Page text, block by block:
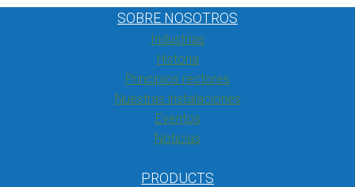
SOBRE NOSOTROS
Industrias
Historia
Principios rectores
Nuestras instalaciones
Eventos
Noticias
PRODUCTS